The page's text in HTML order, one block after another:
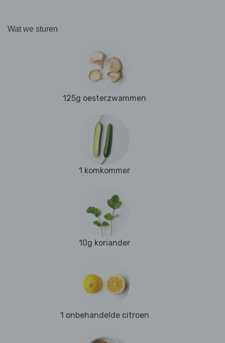
Wat we sturen
125g oesterzwammen
1 komkommer
10g koriander
1 onbehandelde citroen